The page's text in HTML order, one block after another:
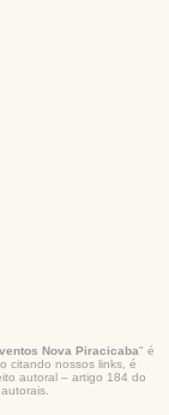
Nova Piracicaba" é
citando nossos links, é
autoral – artigo 184 do